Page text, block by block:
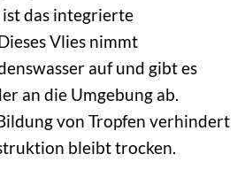
das integrierte
Vlies nimmt
auf und gibt es
an die Umgebung ab.
von Tropfen verhindert
bleibt trocken.